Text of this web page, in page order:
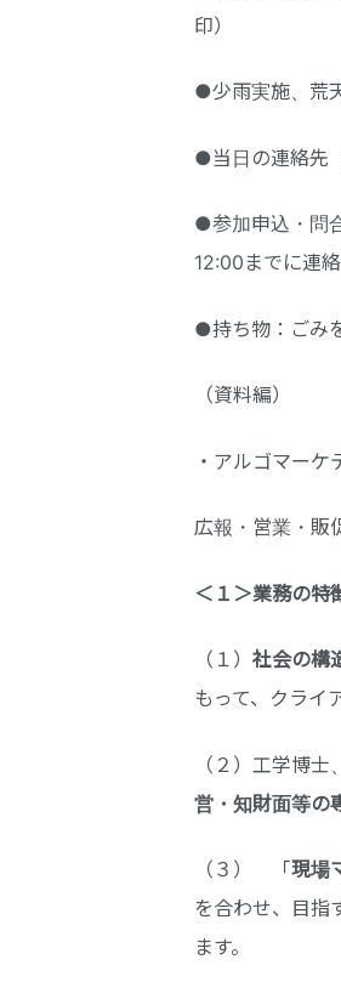
印）
●少雨実施、荒
●当日の連絡先
●参加申込・問
12:00までに連絡
●持ち物：ごみ
（資料編）
・アルゴマーケ
広報・営業・販
＜１＞業務の特
（１） 社会の構
もって、クライ
（２）工学博
営・知財面等の
（３） 「現場
を合わせ、目指
ます。